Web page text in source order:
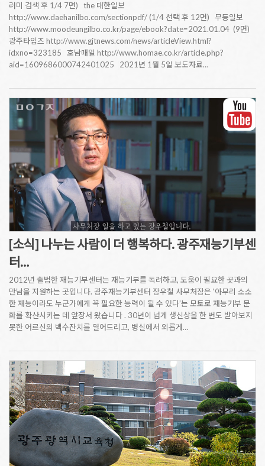
러미 검색 후 1/4 7면) the 대한일보
http://www.daehanilbo.com/sectionpdf/ (1/4 선택 후 12면) 무등일보
http://www.moodeungilbo.co.kr/page/ebook?date=2021.01.04 (9면)
광주타임즈 http://www.gjtnews.com/news/articleView.html?
idxno=323185 호남매일 http://www.homae.co.kr/article.php?
aid=1609686000742401025 2021년 1월 5일 보도자료…
[소식] 나누는 사람이 더 행복하다. 광주재능기부센
터…
2012년 출범한 재능기부센터는 재능기부를 독려하고, 도움이 필요한 곳과의
만남을 지원하는 곳입니다. 광주재능기부센터 장우철 사무처장은 ‘아무리 소소
한 재능이라도 누군가에게 꼭 필요한 능력이 될 수 있다’는 모토로 재능기부 문
화를 확산시키는 데 앞장서 왔습니다 . 30년이 넘게 생신상을 한 번도 받아보지
못한 어르신의 백수잔치를 열어드리고, 병실에서 외롭게…